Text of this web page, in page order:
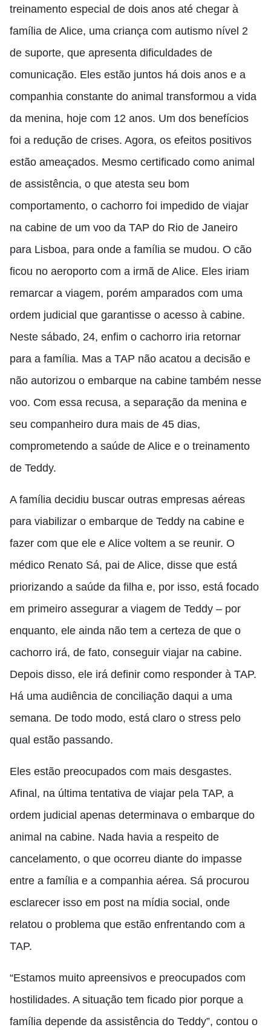
treinamento especial de dois anos até chegar à
família de Alice, uma criança com autismo nível 2
de suporte, que apresenta dificuldades de
comunicação. Eles estão juntos há dois anos e a
companhia constante do animal transformou a vida
da menina, hoje com 12 anos. Um dos benefícios
foi a redução de crises. Agora, os efeitos positivos
estão ameaçados. Mesmo certificado como animal
de assistência, o que atesta seu bom
comportamento, o cachorro foi impedido de viajar
na cabine de um voo da TAP do Rio de Janeiro
para Lisboa, para onde a família se mudou. O cão
ficou no aeroporto com a irmã de Alice. Eles iriam
remarcar a viagem, porém amparados com uma
ordem judicial que garantisse o acesso à cabine.
Neste sábado, 24, enfim o cachorro iria retornar
para a família. Mas a TAP não acatou a decisão e
não autorizou o embarque na cabine também nesse
voo. Com essa recusa, a separação da menina e
seu companheiro dura mais de 45 dias,
comprometendo a saúde de Alice e o treinamento
de Teddy.
A família decidiu buscar outras empresas aéreas
para viabilizar o embarque de Teddy na cabine e
fazer com que ele e Alice voltem a se reunir. O
médico Renato Sá, pai de Alice, disse que está
priorizando a saúde da filha e, por isso, está focado
em primeiro assegurar a viagem de Teddy – por
enquanto, ele ainda não tem a certeza de que o
cachorro irá, de fato, conseguir viajar na cabine.
Depois disso, ele irá definir como responder à TAP.
Há uma audiência de conciliação daqui a uma
semana. De todo modo, está claro o stress pelo
qual estão passando.
Eles estão preocupados com mais desgastes.
Afinal, na última tentativa de viajar pela TAP, a
ordem judicial apenas determinava o embarque do
animal na cabine. Nada havia a respeito de
cancelamento, o que ocorreu diante do impasse
entre a família e a companhia aérea. Sá procurou
esclarecer isso em post na mídia social, onde
relatou o problema que estão enfrentando com a
TAP.
“Estamos muito apreensivos e preocupados com
hostilidades. A situação tem ficado pior porque a
família depende da assistência do Teddy”, contou o